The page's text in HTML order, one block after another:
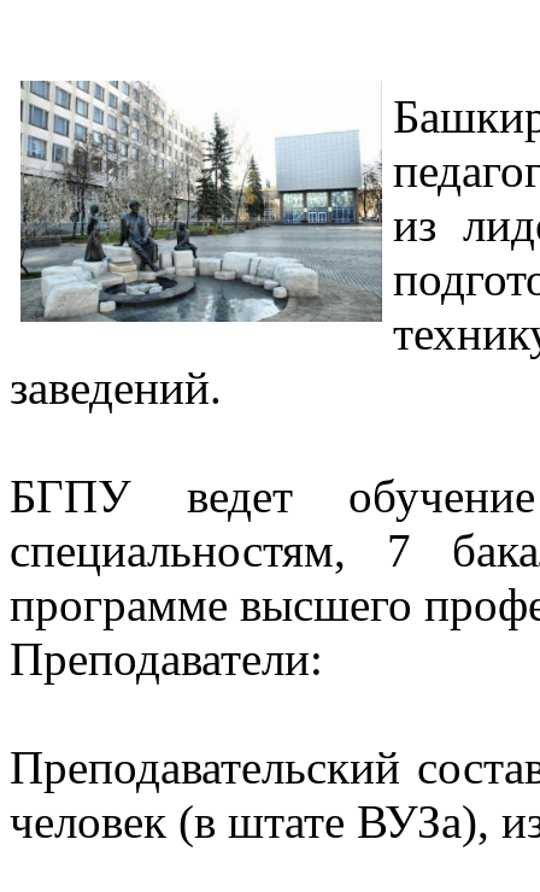
из
заведений.
БГПУ ведет
специальностям, 7
программе высшего
Преподаватели:
Преподавательский
человек (в штате ВУЗа),